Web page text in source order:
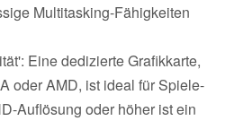
Multitasking-Fähigkeiten
Eine dedizierte Grafikkarte,
oder AMD, ist ideal für Spiele-
Auflösung oder höher ist ein